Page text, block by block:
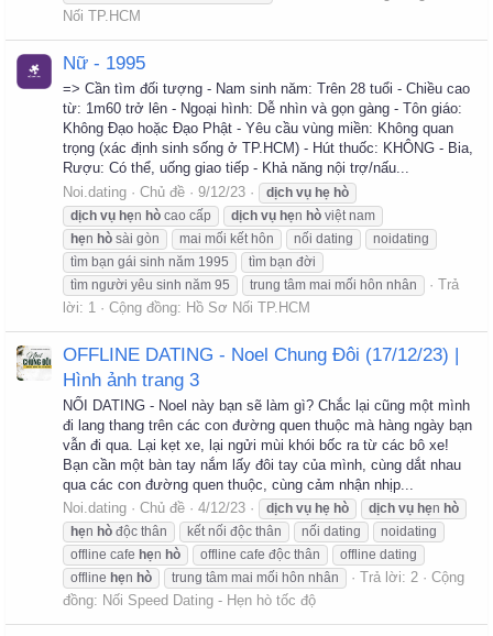
Nối TP.HCM
Nữ - 1995
=> Cần tìm đối tượng - Nam sinh năm: Trên 28 tuổi - Chiều cao
từ: 1m60 trở lên - Ngoại hình: Dễ nhìn và gọn gàng - Tôn giáo:
Không Đạo hoặc Đạo Phật - Yêu cầu vùng miền: Không quan
trọng (xác định sinh sống ở TP.HCM) - Hút thuốc: KHÔNG - Bia,
Rượu: Có thể, uống giao tiếp - Khả năng nội trợ/nấu...
Noi.dating
Chủ đề 9/12/23 dịch vụ hẹ hò
dịch vụ hẹn hò cao cấp dịch vụ hẹn hò việt nam
hẹn hò sài gòn mai mối kết hôn nối dating
noidating
tìm bạn gái sinh năm 1995
tìm bạn đời
tìm người yêu sinh năm 95
trung tâm mai mối hôn nhân
Trả
lời: 1
Cộng đồng: Hồ Sơ Nối TP.HCM
OFFLINE DATING - Noel Chung Đôi (17/12/23) |
Hình ảnh trang 3
NỐI DATING - Noel này bạn sẽ làm gì? Chắc lại cũng một mình
đi lang thang trên các con đường quen thuộc mà hàng ngày bạn
vẫn đi qua. Lại kẹt xe, lại ngửi mùi khói bốc ra từ các bô xe!
Bạn cần một bàn tay nắm lấy đôi tay của mình, cùng dắt nhau
qua các con đường quen thuộc, cùng cảm nhận nhịp...
Noi.dating
Chủ đề 4/12/23 dịch vụ hẹ hò dịch vụ hẹn hò
hẹn hò độc thân kết nối độc thân nối dating
noidating
offline cafe hẹn hò offline cafe độc thân
offline dating
offline hẹn hò trung tâm mai mối hôn nhân Trả lời: 2
Cộng
đồng: Nối Speed Dating - Hẹn hò tốc độ